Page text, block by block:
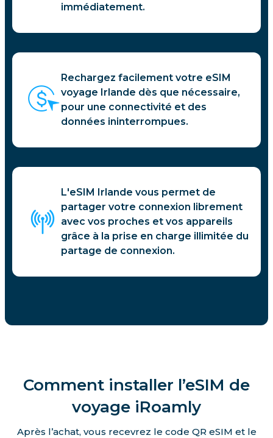
immédiatement.
Rechargez facilement votre eSIM
voyage Irlande dès que nécessaire,
pour une connectivité et des
données ininterrompues.
L'eSIM Irlande vous permet de
partager votre connexion librement
avec vos proches et vos appareils
grâce à la prise en charge illimitée du
partage de connexion.
Comment installer l’eSIM de
voyage iRoamly
Après l’achat, vous recevrez le code QR eSIM et le